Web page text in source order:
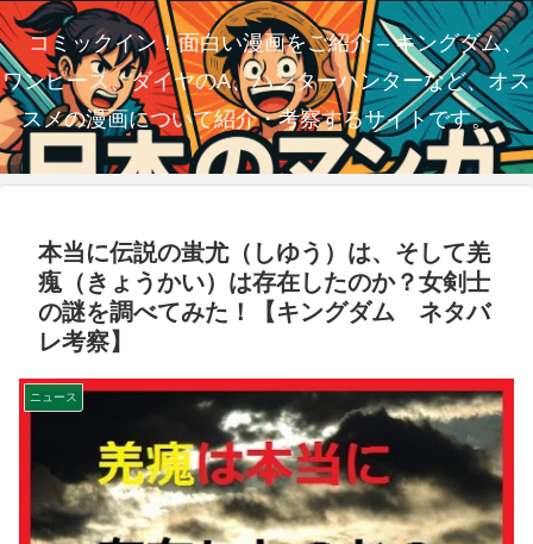
コミックイン！面白い漫画をご紹介 – キングダム、
ワンピース、ダイヤのA、ハンターハンターなど、オス
スメの漫画について紹介・考察するサイトです。
本当に伝説の蚩尤（しゆう）は、そして羌
瘣（きょうかい）は存在したのか？女剣士
の謎を調べてみた！【キングダム ネタバ
レ考察】
ニュース